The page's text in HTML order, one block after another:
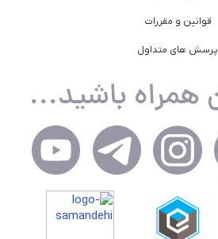
قوانین و مقررات
پرسش های متداول